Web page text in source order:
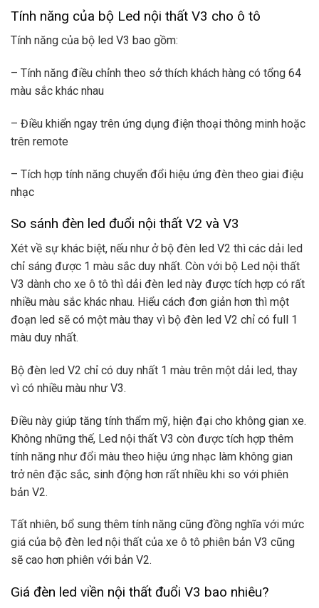
Tính năng của bộ Led nội thất V3 cho ô tô
Tính năng của bộ led V3 bao gồm:
– Tính năng điều chỉnh theo sở thích khách hàng có tổng 64
màu sắc khác nhau
– Điều khiển ngay trên ứng dụng điện thoại thông minh hoặc
trên remote
– Tích hợp tính năng chuyển đổi hiệu ứng đèn theo giai điệu
nhạc
So sánh đèn led đuổi nội thất V2 và V3
Xét về sự khác biệt, nếu như ở bộ đèn led V2 thì các dải led
chỉ sáng được 1 màu sắc duy nhất. Còn với bộ Led nội thất
V3 dành cho xe ô tô thì dải đèn led này được tích hợp có rất
nhiều màu sắc khác nhau. Hiểu cách đơn giản hơn thì một
đoạn led sẽ có một màu thay vì bộ đèn led V2 chỉ có full 1
màu duy nhất.
Bộ đèn led V2 chỉ có duy nhất 1 màu trên một dải led, thay
vì có nhiều màu như V3.
Điều này giúp tăng tính thẩm mỹ, hiện đại cho không gian xe.
Không những thế, Led nội thất V3 còn được tích hợp thêm
tính năng như đổi màu theo hiệu ứng nhạc làm không gian
trở nên đặc sắc, sinh động hơn rất nhiều khi so với phiên
bản V2.
Tất nhiên, bổ sung thêm tính năng cũng đồng nghĩa với mức
giá của bộ đèn led nội thất của xe ô tô phiên bản V3 cũng
sẽ cao hơn phiên với bản V2.
Giá đèn led viền nội thất đuổi V3 bao nhiêu?